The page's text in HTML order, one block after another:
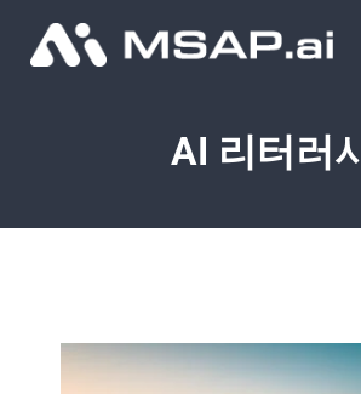
조달물품
AI 리터러시